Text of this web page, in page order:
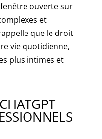
ouverte sur
et
que le droit
vie quotidienne,
plus intimes et